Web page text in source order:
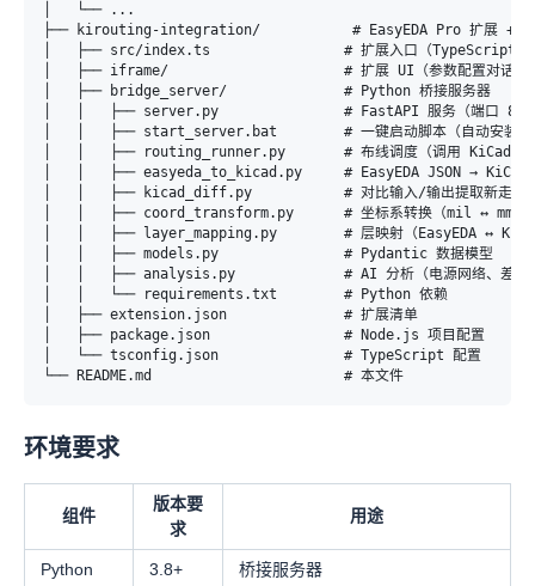
│   └── ...
├── kirouting-integration/           # EasyEDA Pro 扩展 + 桥
│   ├── src/index.ts                # 扩展入口（TypeScript）
│   ├── iframe/                     # 扩展 UI（参数配置对话框
│   ├── bridge_server/              # Python 桥接服务器
│   │   ├── server.py               # FastAPI 服务（端口
│   │   ├── start_server.bat        # 一键启动脚本（自动安装依
│   │   ├── routing_runner.py       # 布线调度（调用
│   │   ├── easyeda_to_kicad.py     # EasyEDA JSON → KiCad
│   │   ├── kicad_diff.py           # 对比输入/输出提取新走线
│   │   ├── coord_transform.py      # 坐标系转换（mil ↔ mm）
│   │   ├── layer_mapping.py        # 层映射（EasyEDA ↔
│   │   ├── models.py               # Pydantic 数据模型
│   │   ├── analysis.py             # AI 分析（电源网络、差分
│   │   └── requirements.txt        # Python 依赖
│   ├── extension.json              # 扩展清单
│   ├── package.json                # Node.js 项目配置
│   └── tsconfig.json               # TypeScript 配置
环境要求
组件
版本要
求
用途
Python 3.8+ 桥接服务器